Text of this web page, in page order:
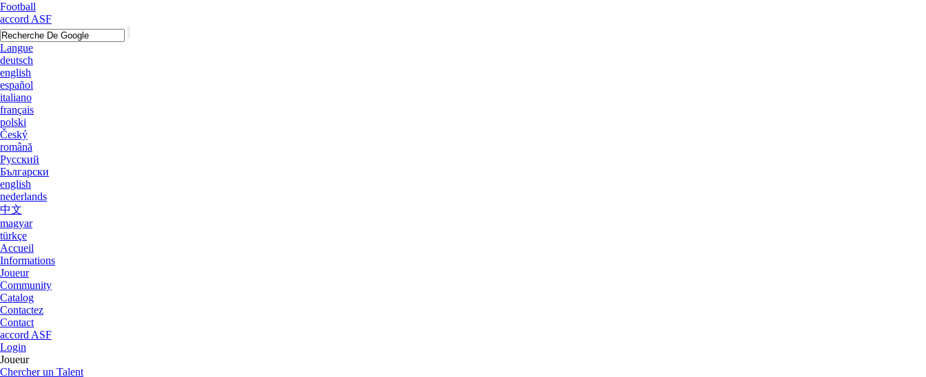
Football
accord ASF
Accueil
Informations
Joueur
Community
Catalog
Contactez
Contact
accord ASF
Login
Joueur
Chercher un Talent
Player rating
Nouveau Joueur
Proposer un Talent
Sent a picture
Sugg�rez la vid�o
Fausse entr�e
Playerarchive
Josh McPake
Profile
Oscar Bobb